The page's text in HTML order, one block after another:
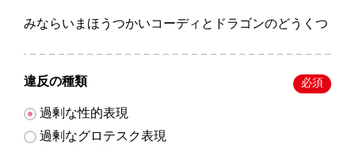
みならいまほうつかいコーディとドラゴンのどうくつ
違反の種類 必須
過剰な性的表現
過剰なグロテスク表現